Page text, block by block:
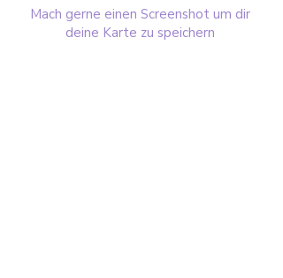
Mach gerne einen Screenshot um dir
deine Karte zu speichern